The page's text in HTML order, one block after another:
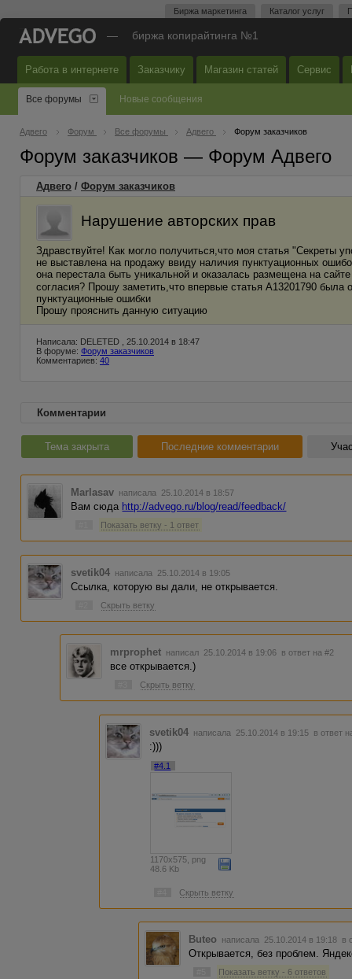
Биржа маркетинга Каталог услуг
— биржа копирайтинга №1
Работа в интернете Заказчику Магазин статей Сервис
Все форумы Новые сообщения
Адвего Форум Все форумы Адвего Форум заказчиков
Форум заказчиков — Форум Адвего
Адвего / Форум заказчиков
Нарушение авторских прав
Здравствуйте! Как могло получиться,что моя статья "Секреты
не выставлена на продажу ввиду наличия пунктуационных
она перестала быть уникальной и оказалась размещена на
согласия? Прошу заметить,что впервые статья A13201790
пунктуационные ошибки
Прошу прояснить данную ситуацию
Написала: DELETED , 25.10.2014 в 18:47
В форуме: Форум заказчиков
Комментариев: 40
Комментарии
Тема закрыта Последние комментарии
Marlasav написала 25.10.2014 в 18:57
Вам сюда http://advego.ru/blog/read/feedback/
Показать ветку - 1 ответ
svetik04 написала 25.10.2014 в 19:05
Ссылка, которую вы дали, не открывается.
Скрыть ветку
mrprophet написал 25.10.2014 в 19:06 в ответ на #2
все открывается.)
Скрыть ветку
svetik04 написала 25.10.2014 в 19:15 в ответ
:)))
#4.1
1170x575, png
48.6 Kb
Скрыть ветку
Buteo написала 25.10.2014 в 19:18 в
Открывается, без проблем.
Показать ветку - 6 ответов